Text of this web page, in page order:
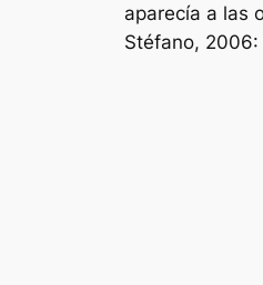
aparecía a las
Stéfano, 2006: